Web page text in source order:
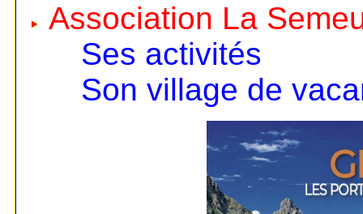
Association La
Ses activités
Son village de